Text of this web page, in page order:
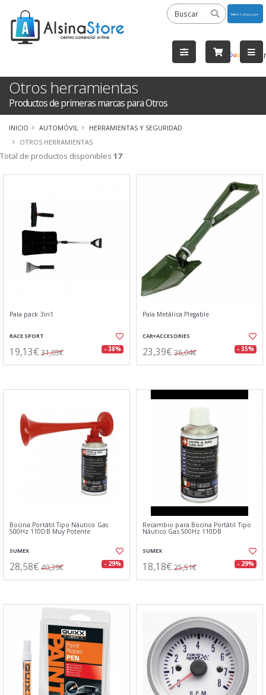
by
Otros herramientas
Productos de primeras marcas para Otros
INICIO AUTOMÓVIL
HERRAMIENTAS Y SEGURIDAD
OTROS HERRAMIENTAS
Total de productos disponibles 17
Pala pack 3in1
RACE SPORT
19,13€ 31,03€ - 38%
Pala Metálica Plegable
CAR+ACCESORIES
23,39€ 36,04€ - 35%
Bocina Portátil Tipo Náutico Gas
500Hz 110DB Muy Potente
SUMEX
28,58€ 40,39€ - 29%
Recambio para Bocina Portátil Tipo
Náutico Gas 500Hz 110DB
SUMEX
18,18€ 25,51€ - 29%